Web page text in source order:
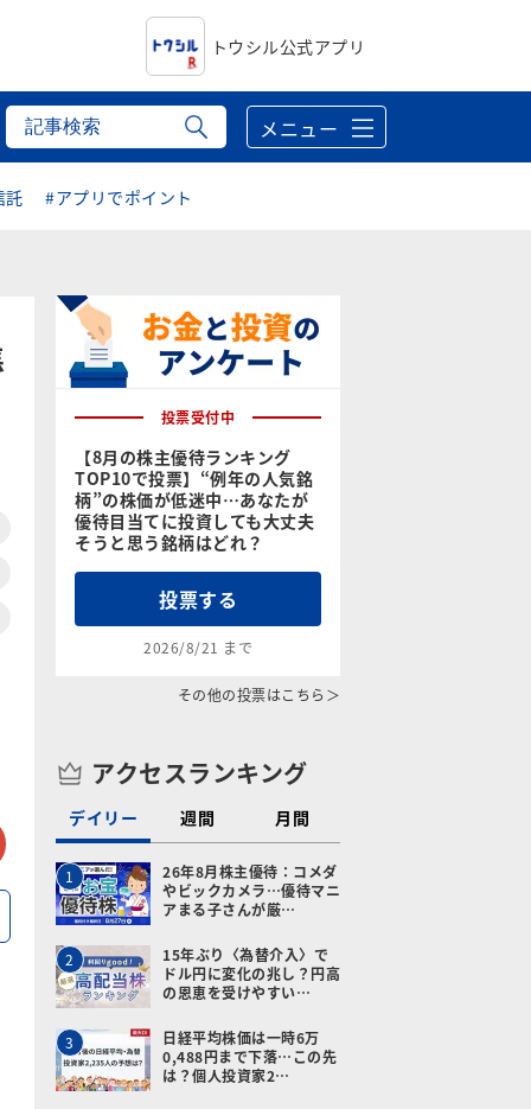
トウシル公式アプリ
メニュー
託 #アプリでポイント
メールで送る
投票受付中
【8月の株主優待ランキング
TOP10で投票】“例年の人気銘
柄”の株価が低迷中…あなたが
優待目当てに投資しても大丈夫
そうと思う銘柄はどれ？
投票する
2026/8/21 まで
その他の投票はこちら＞
アクセスランキング
デイリー 週間 月間
1
26年8月株主優待：コメダ
やビックカメラ…優待マニ
アまる子さんが厳…
2
15年ぶり〈為替介入〉で
ドル円に変化の兆し？円高
の恩恵を受けやすい…
3
日経平均株価は一時6万
0,488円まで下落…この先
は？個人投資家2…